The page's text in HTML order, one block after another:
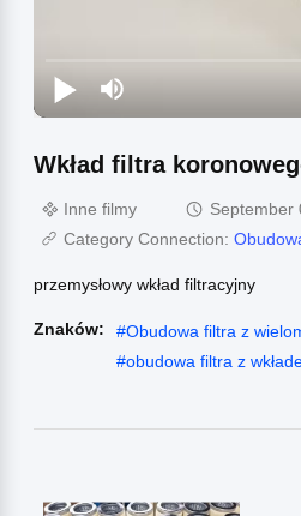
Wkład filtra
Inne filmy
September
Category Connection:
przemysłowy wkład filtracyjny
Znaków: #Obudowa filtra z
#obudowa filtra z